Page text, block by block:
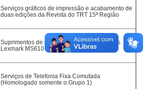
Serviços gráficos de impressão e acabamento de
duas edições da Revista do TRT 15ª Região
Suprimentos de impressão para Impressoras
Lexmark MS610 e MX421
Serviços de Telefonia Fixa Comutada
(Homologado somente o Grupo 1)